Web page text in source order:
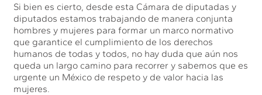
Si bien es cierto, desde esta Cámara de diputadas y
diputados estamos trabajando de manera conjunta
hombres y mujeres para formar un marco normativo
que garantice el cumplimiento de los derechos
humanos de todas y todos, no hay duda que aún nos
queda un largo camino para recorrer y sabemos que es
urgente un México de respeto y de valor hacia las
mujeres.